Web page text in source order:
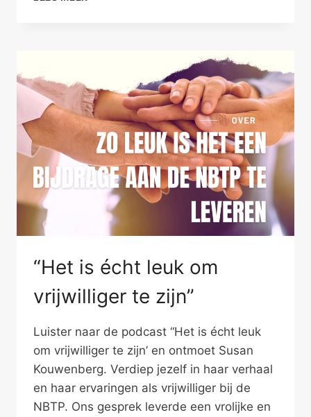
“Het is écht leuk om
vrijwilliger te zijn”
Luister naar de podcast “Het is écht leuk
om vrijwilliger te zijn’ en ontmoet Susan
Kouwenberg. Verdiep jezelf in haar verhaal
en haar ervaringen als vrijwilliger bij de
NBTP. Ons gesprek leverde een vrolijke en